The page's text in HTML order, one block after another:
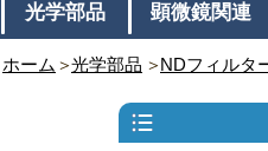
光学部品 顕微鏡関連
ホーム 光学部品 NDフィルタ